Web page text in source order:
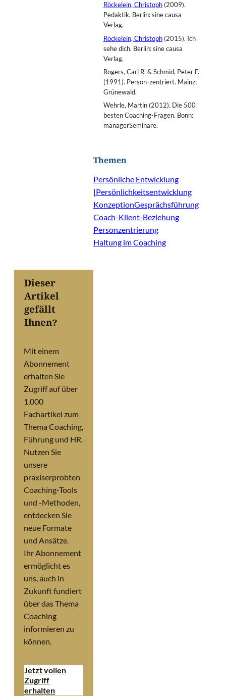
Röckelein, Christoph(2009).
Pedaktik. Berlin: sine causa
Verlag.
Röckelein, Christoph(2015). Ich
sehe dich. Berlin: sine causa
Verlag.
Rogers, Carl R. & Schmid, Peter F.
(1991). Person-zentriert. Mainz:
Grünewald.
Wehrle, Martin (2012). Die 500
besten Coaching-Fragen. Bonn:
managerSeminare.
Themen
Persönliche Entwicklung
|Persönlichkeitsentwicklung
KonzeptionGesprächsführung
Coach-Klient-Beziehung
Personzentrierung
Haltung im Coaching
Dieser
Artikel
gefällt
Ihnen?
Mit einem
Abonnement
erhalten Sie
Zugriff auf über
1.000
Fachartikel zum
Thema Coaching,
Führung und HR.
Nutzen Sie
unsere
praxiserprobten
Coaching-Tools
und -Methoden,
entdecken Sie
neue Formate
und Ansätze.
Ihr Abonnement
ermöglicht es
uns, auch in
Zukunft fundiert
über das Thema
Coaching
informieren zu
können.
Jetzt vollen
Zugriff
erhalten